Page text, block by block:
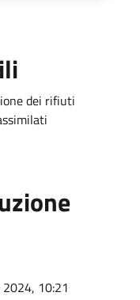
dei rifiuti
10:21